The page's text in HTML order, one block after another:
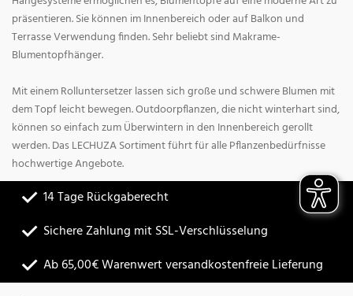
präsentieren. Sie können im Innenbereich oder auf Balkon und
Terrasse Verwendung finden. Sehr beliebt sind Makrame-
Blumentopfhänger.
Mit einem Rolluntersetzer lassen sich große und schwere Blumen mit
dem Topf leicht bewegen. Outdoorpflanzen, die nicht winterhart sind,
können so einfach zum Überwintern in den Innenbereich gerollt
werden. Das LECHUZA Sortiment führt für alle Pflanzenbedürfnisse
hochwertige Angebote.
14 Tage Rückgaberecht
Sichere Zahlung mit SSL-Verschlüsselung
Ab 65,00€ Warenwert versandkostenfreie Lieferung